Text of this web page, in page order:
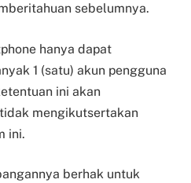
sebelumnya.
hanya dapat
1 (satu) akun pengguna
ini akan
mengikutsertakan
ini.
berhak untuk